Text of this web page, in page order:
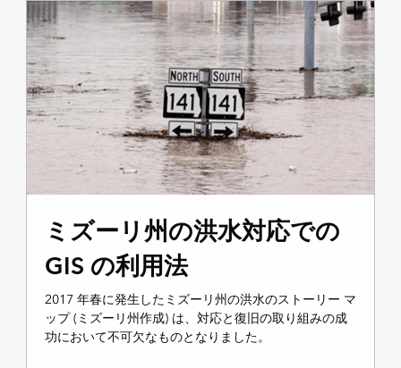
ミズーリ州の洪水対応での
GIS の利用法
2017 年春に発生したミズーリ州の洪水のストーリー マ
ップ (ミズーリ州作成) は、対応と復旧の取り組みの成
功において不可欠なものとなりました。